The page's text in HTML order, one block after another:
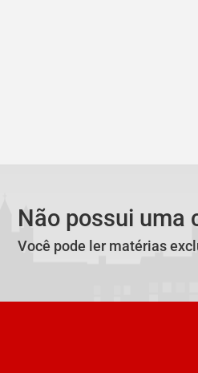
Não possui uma
Você pode ler matérias